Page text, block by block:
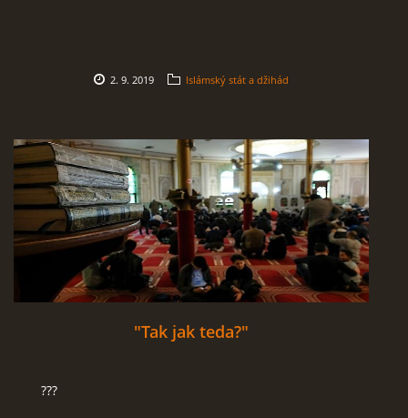
2. 9. 2019 Islámský stát a džihád
"Tak jak teda?"
???